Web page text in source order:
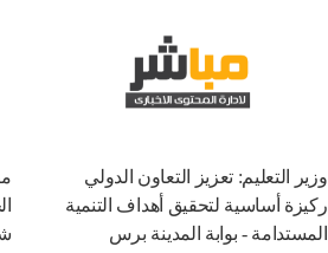
وزير التعليم: تعزيز التعاون الدولي
ركيزة أساسية لتحقيق أهداف التنمية
المستدامة - بوابة المدينة برس